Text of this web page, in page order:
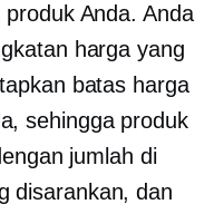
Anda. Anda
harga yang
batas harga
sehingga produk
jumlah di
disarankan, dan